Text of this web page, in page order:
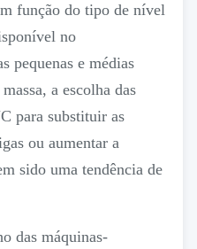
função do tipo de nível
no
pequenas e médias
a escolha das
para substituir as
ou aumentar a
sido uma tendência de
das máquinas-